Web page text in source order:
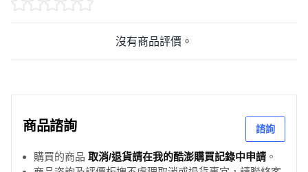
沒有商品評價。
商品諮詢 諮詢
購買的商品 取消/退貨請在我的酷澎購買記錄中申請 。